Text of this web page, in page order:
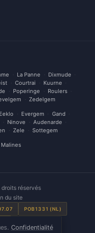
La Panne
Dixmude
Courtrai
Kuurne
Poperinge
Roulers
Zedelgem
Eeklo Evergem
Gand
Ninove
Audenarde
Zele Sottegem
Malines
réservés
du site
POB1331 (NL)
Confidentialité